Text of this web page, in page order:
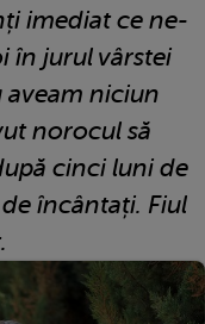
imediat ce ne-
în jurul vârstei
niciun
norocul să
cinci luni de
încântați. Fiul